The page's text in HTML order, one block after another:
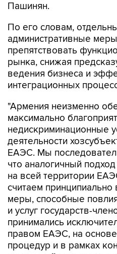
По его словам,
препятствовать
рынка, снижая
ведения бизнеса и
интеграционных
"Армения неизменно
недискриминационные
деятельности
ЕАЭС. Мы
что аналогичный
на всей территории
считаем
меры, способные
и услуг государств-
принимались
правом ЕАЭС, на
процедур и в рамках
взаимодействия между
органами", - заявил